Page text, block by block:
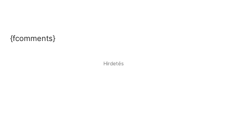
{fcomments}
Hirdetés